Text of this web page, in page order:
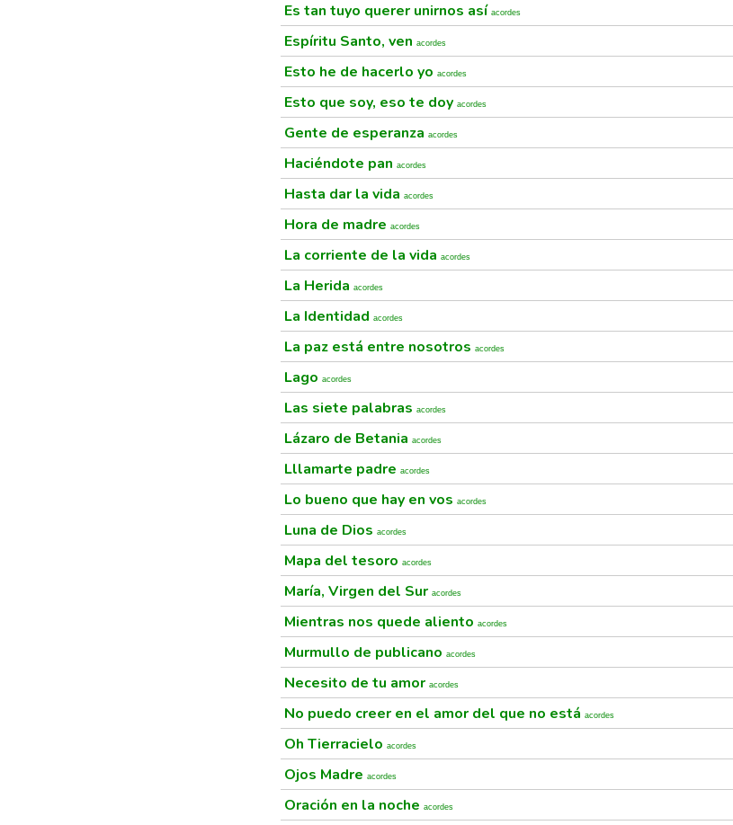
Es tan tuyo querer unirnos así acordes
Espíritu Santo, ven acordes
Esto he de hacerlo yo acordes
Esto que soy, eso te doy acordes
Gente de esperanza acordes
Haciéndote pan acordes
Hasta dar la vida acordes
Hora de madre acordes
La corriente de la vida acordes
La Herida acordes
La Identidad acordes
La paz está entre nosotros acordes
Lago acordes
Las siete palabras acordes
Lázaro de Betania acordes
Lllamarte padre acordes
Lo bueno que hay en vos acordes
Luna de Dios acordes
Mapa del tesoro acordes
María, Virgen del Sur acordes
Mientras nos quede aliento acordes
Murmullo de publicano acordes
Necesito de tu amor acordes
No puedo creer en el amor del que no está acordes
Oh Tierracielo acordes
Ojos Madre acordes
Oración en la noche acordes